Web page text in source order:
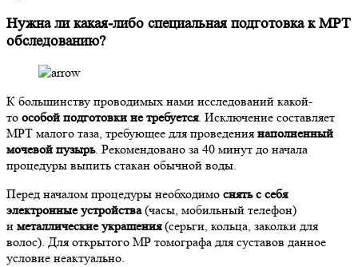
Нужна ли какая-либо специальная подготовка к МРТ
обследованию?
К большинству проводимых нами исследований какой-
то особой подготовки не требуется. Исключение составляет
МРТ малого таза, требующее для проведения наполненный
мочевой пузырь. Рекомендовано за 40 минут до начала
процедуры выпить стакан обычной воды.
Перед началом процедуры необходимо снять с себя
электронные устройства(часы, мобильный телефон)
и металлические украшения(серьги, кольца, заколки для
волос). Для открытого МР томографа для суставов данное
условие неактуально.